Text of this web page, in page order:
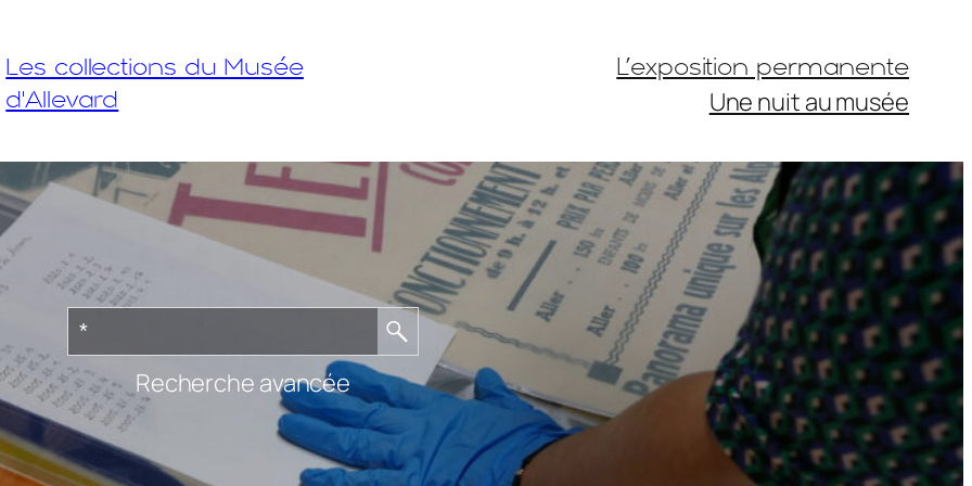
Les collections du Musée
d'Allevard
L’exposition permanente
Une nuit au musée
Recherche avancée